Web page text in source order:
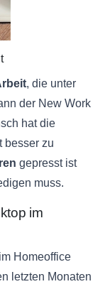
, die unter
der New Work
hat die
besser zu
gepresst ist
muss.
im
Homeoffice
letzten Monaten